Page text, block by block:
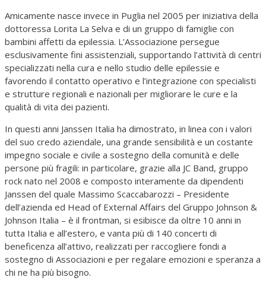
Amicamente nasce invece in Puglia nel 2005 per iniziativa della
dottoressa Lorita La Selva e di un gruppo di famiglie con
bambini affetti da epilessia. L’Associazione persegue
esclusivamente fini assistenziali, supportando l’attività di centri
specializzati nella cura e nello studio delle epilessie e
favorendo il contatto operativo e l’integrazione con specialisti
e strutture regionali e nazionali per migliorare le cure e la
qualità di vita dei pazienti.
In questi anni Janssen Italia ha dimostrato, in linea con i valori
del suo credo aziendale, una grande sensibilità e un costante
impegno sociale e civile a sostegno della comunità e delle
persone più fragili: in particolare, grazie alla JC Band, gruppo
rock nato nel 2008 e composto interamente da dipendenti
Janssen del quale Massimo Scaccabarozzi – Presidente
dell’azienda ed Head of External Affairs del Gruppo Johnson &
Johnson Italia – è il frontman, si esibisce da oltre 10 anni in
tutta Italia e all’estero, e vanta più di 140 concerti di
beneficenza all’attivo, realizzati per raccogliere fondi a
sostegno di Associazioni e per regalare emozioni e speranza a
chi ne ha più bisogno.